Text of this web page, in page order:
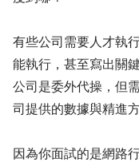
有些公司需要人才執
能執行，甚至寫出關
公司是委外代操，但
司提供的數據與精進
因為你面試的是網路